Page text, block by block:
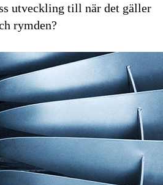
utveckling till när det gäller
rymden?